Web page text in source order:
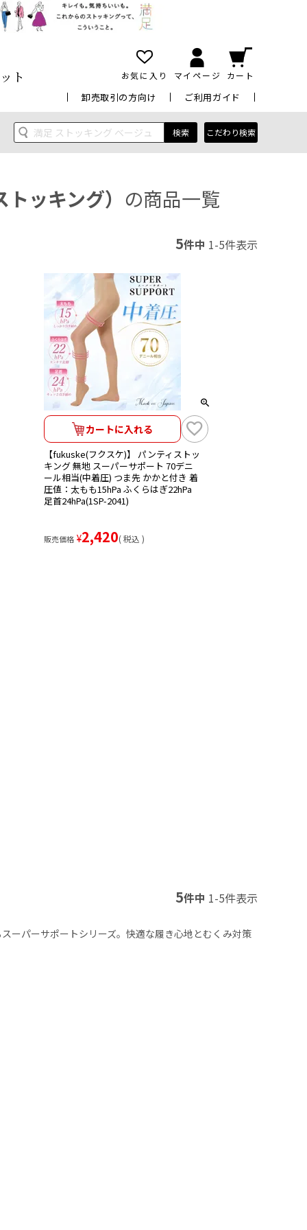
ト お気に入り マイページ カート
卸売取引の方向け ご利用ガイド
検索 こだわり検索
ッキング） の商品一覧
5件中 1-5件表示
カートに入れる
【fukuske(フクスケ)】 パンティストッ
キング 無地 スーパーサポート 70デニ
ール相当(中着圧) つま先 かかと付き 着
圧値：太もも15hPa ふくらはぎ22hPa
足首24hPa(1SP-2041)
販売価格 ¥2,420 税込
5件中 1-5件表示
ーパーサポートシリーズ。快適な履き心地とむくみ対策